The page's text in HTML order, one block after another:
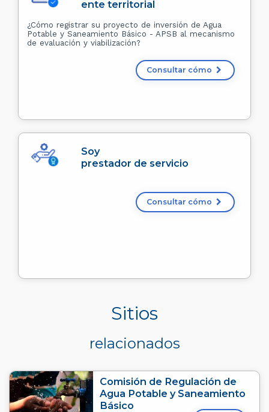
ente territorial
¿Cómo registrar su proyecto de inversión de Agua
Potable y Saneamiento Básico - APSB al mecanismo
de evaluación y viabilización?
Consultar cómo
Soy
prestador de servicio
Consultar cómo
Sitios
relacionados
Comisión de Regulación de
Agua Potable y Saneamiento
Básico